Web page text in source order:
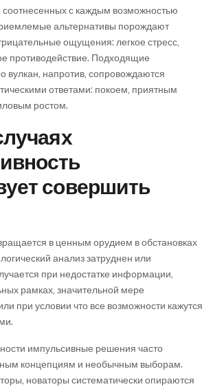
соотнесенных с каждым возможностью
альтернативы порождают
ощущения: легкое стресс,
противодействие. Подходящие
вулкан, напротив, сопровождаются
ответами: покоем, приятным
ростом.
совершить
в ценным орудием в обстановках
анализ затруднен или
при недостатке информации,
рамках, значительной мере
при условии что все возможности кажутся
импульсивные решения часто
концепциям и необычным выборам.
новаторы систематически опираются